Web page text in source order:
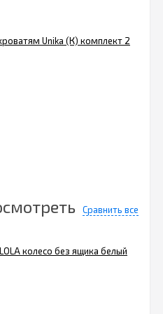
Unika (К) комплект 2
Сравнить все
колесо без ящика белый